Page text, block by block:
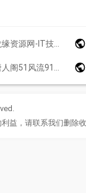
资源网-IT技术分享博客
51风流91快活林修车大队一品探花信息论坛
益，请联系我们删除收